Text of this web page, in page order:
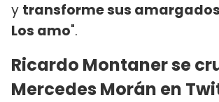
y transforme sus
Los amo".
Ricardo Montaner se
Mercedes Morán en